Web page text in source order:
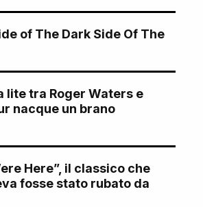
of The Dark Side Of The
lite tra Roger Waters e
nacque un brano
Here”, il classico che
fosse stato rubato da